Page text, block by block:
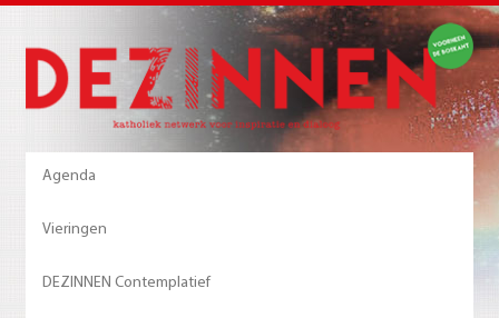
Agenda
Vieringen
DEZINNEN Contemplatief